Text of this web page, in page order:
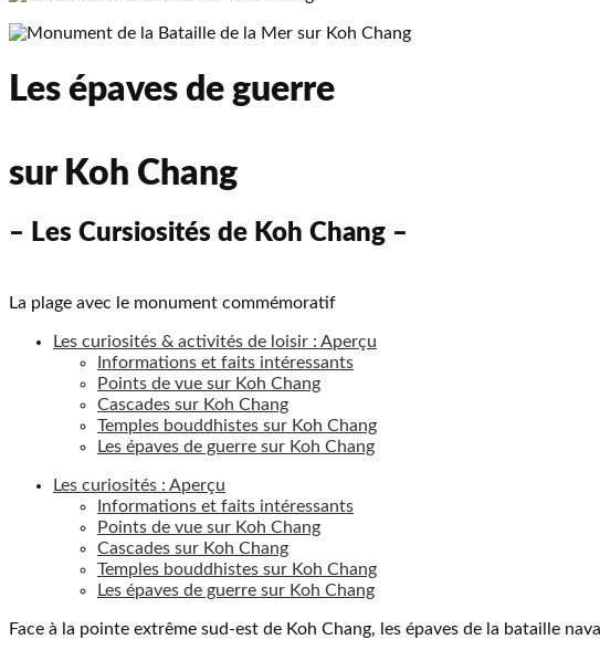
Les épaves de guerre
sur Koh Chang
– Les Cursiosités de Koh Chang –
La plage avec le monument commémoratif
Les curiosités & activités de loisir : Aperçu
Informations et faits intéressants
Points de vue sur Koh Chang
Cascades sur Koh Chang
Temples bouddhistes sur Koh Chang
Les épaves de guerre sur Koh Chang
Les curiosités : Aperçu
Informations et faits intéressants
Points de vue sur Koh Chang
Cascades sur Koh Chang
Temples bouddhistes sur Koh Chang
Les épaves de guerre sur Koh Chang
Face à la pointe extrême sud-est de Koh Chang, les épaves de la bataille